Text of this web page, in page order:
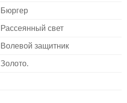
Бюргер
Рассеянный свет
Волевой защитник
Золото.